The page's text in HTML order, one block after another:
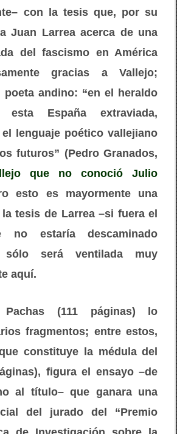
con la tesis que, por su
Juan Larrea acerca de una
del fascismo en América
gracias a Vallejo;
andino: “en el heraldo
España extraviada,
lenguaje poético vallejiano
futuros” (Pedro Granados,
que no conoció Julio
esto es mayormente una
tesis de Larrea –si fuera el
no estaría descaminado
sólo será ventilada muy
aquí.
(111 páginas) lo
fragmentos; entre estos,
constituye la médula del
figura el ensayo –de
al título– que ganara una
del jurado del “Premio